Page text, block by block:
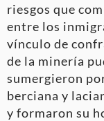
riesgos que
entre los
vínculo de
de la minería
sumergieron
berciana y
y formaron su